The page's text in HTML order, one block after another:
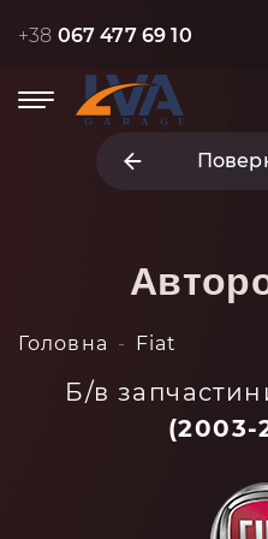
+38 067 477 69 10
Головна Fiat
Б/в
(2003-